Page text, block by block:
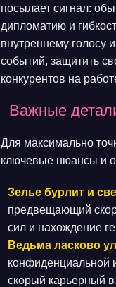
посылает сигнал:
дипломатию и
внутреннему голосу
событий, защитить
конкурентов на
Важные
Для максимально
ключевые нюансы и
Зелье бурлит и
предвещающий
сил и нахождение
Ведьма ласково
конфиденциальной
скорый карьерный